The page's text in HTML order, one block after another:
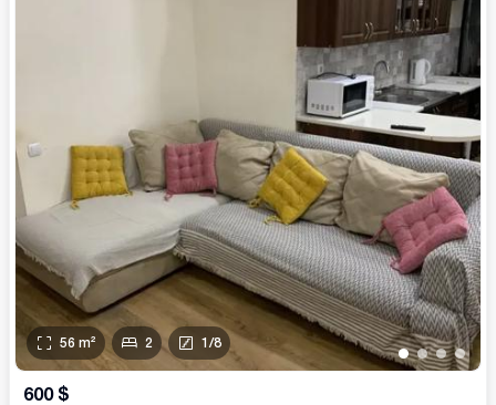
••••
56 m² 2 1/8
600 $